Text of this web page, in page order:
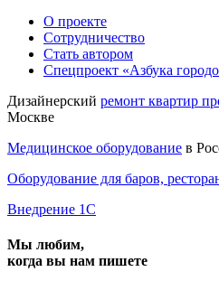
О проекте
Сотрудничество
Стать автором
Спецпроект «Азбука
Дизайнерский ремонт квартир
Москве
Медицинское оборудование в
Оборудование для баров,
Внедрение 1С
Мы любим,
когда вы нам пишете